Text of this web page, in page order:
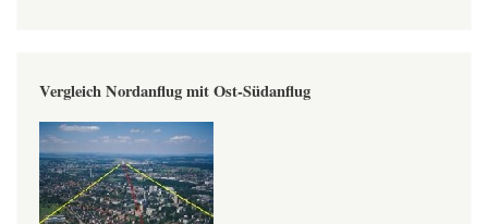
Vergleich Nordanflug mit Ost-Südanflug